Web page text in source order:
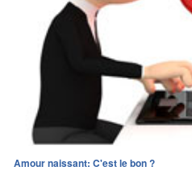
Amour naissant: C'est le bon ?